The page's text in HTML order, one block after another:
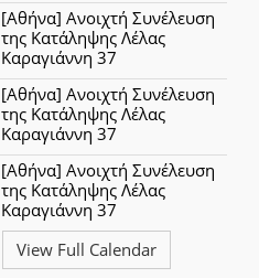
[Αθήνα] Ανοιχτή Συνέλευση
της Κατάληψης Λέλας
Καραγιάννη 37
[Αθήνα] Ανοιχτή Συνέλευση
της Κατάληψης Λέλας
Καραγιάννη 37
[Αθήνα] Ανοιχτή Συνέλευση
της Κατάληψης Λέλας
Καραγιάννη 37
View Full Calendar